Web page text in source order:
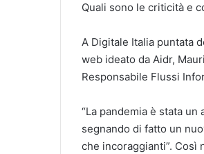
Quali sono le criticità e
A Digitale Italia puntata
web ideato da Aidr,
Responsabile Flussi
“La pandemia è stata
segnando di fatto un
che incoraggianti”. Così